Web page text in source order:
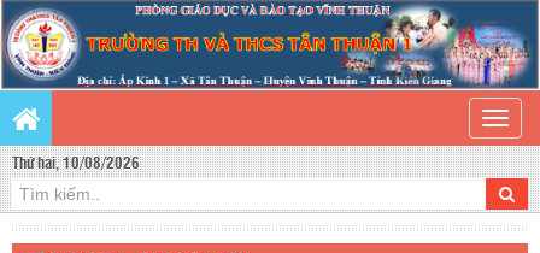
Toggle
Thứ hai, 10/08/2026